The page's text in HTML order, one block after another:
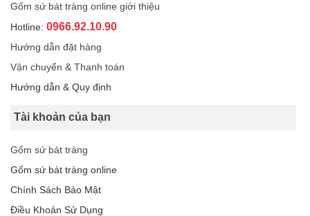
Gốm sứ bát tràng online giới thiệu
Hotline: 0966.92.10.90
Hướng dẫn đặt hàng
Vận chuyển & Thanh toán
Hướng dẫn & Quy định
Tài khoản của bạn
Gốm sứ bát tràng
Gốm sứ bát tràng online
Chính Sách Bảo Mật
Điều Khoản Sử Dụng